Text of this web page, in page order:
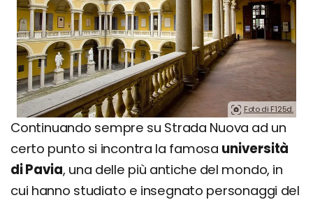
Foto di F125d.
Continuando sempre su Strada Nuova ad un
certo punto si incontra la famosa università
di Pavia, una delle più antiche del mondo, in
cui hanno studiato e insegnato personaggi del